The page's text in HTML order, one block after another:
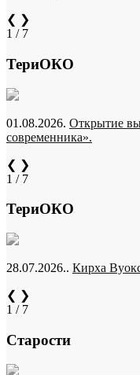
❮ ❯
1 / 7
ТериОКО
01.08.2026. Открытие
современника».
❮ ❯
1 / 7
ТериОКО
28.07.2026.. Кирха
❮ ❯
1 / 7
Старости